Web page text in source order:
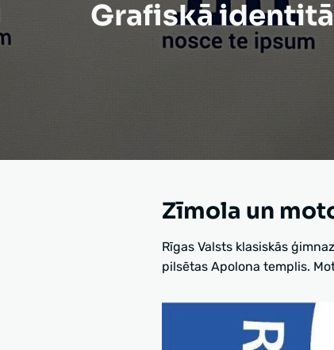
Grafiskā
Zīmola un
Rīgas Valsts klasiskās
pilsētas Apolona templis.